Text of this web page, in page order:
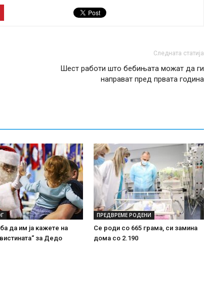
Следната статија
Шест работи што бебињата можат да ги
направат пред првата година
да им ја кажете на
за Дедо
ПРЕДВРЕМЕ РОДЕНИ
Се роди со 665 грама, си замина
дома со 2.190